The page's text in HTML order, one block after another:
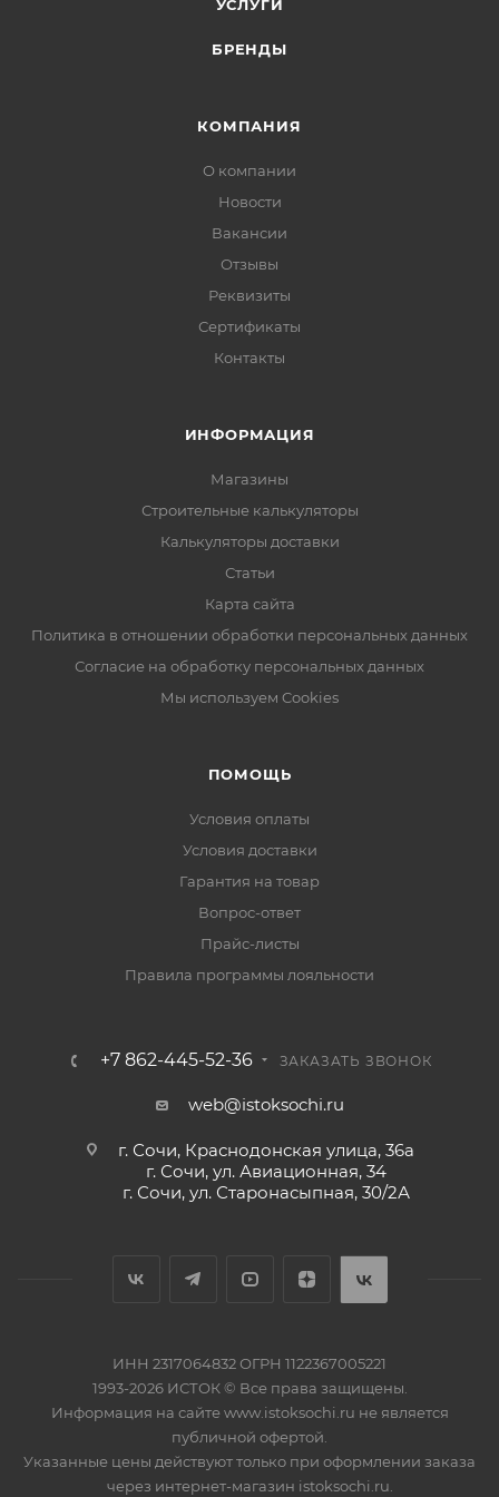
УСЛУГИ
БРЕНДЫ
КОМПАНИЯ
О компании
Новости
Вакансии
Отзывы
Реквизиты
Сертификаты
Контакты
ИНФОРМАЦИЯ
Магазины
Строительные калькуляторы
Калькуляторы доставки
Статьи
Карта сайта
Политика в отношении обработки персональных данных
Согласие на обработку персональных данных
Мы используем Cookies
ПОМОЩЬ
Условия оплаты
Условия доставки
Гарантия на товар
Вопрос-ответ
Прайс-листы
Правила программы лояльности
+7 862-445-52-36 ЗАКАЗАТЬ ЗВОНОК
web@istoksochi.ru
г. Сочи, Краснодонская улица, 36а
г. Сочи, ул. Авиационная, 34
г. Сочи, ул. Старонасыпная, 30/2А
ИНН 2317064832 ОГРН 1122367005221
1993-2026 ИСТОК © Все права защищены.
Информация на сайте www.istoksochi.ru не является
публичной офертой.
Указанные цены действуют только при оформлении заказа
через интернет-магазин istoksochi.ru.